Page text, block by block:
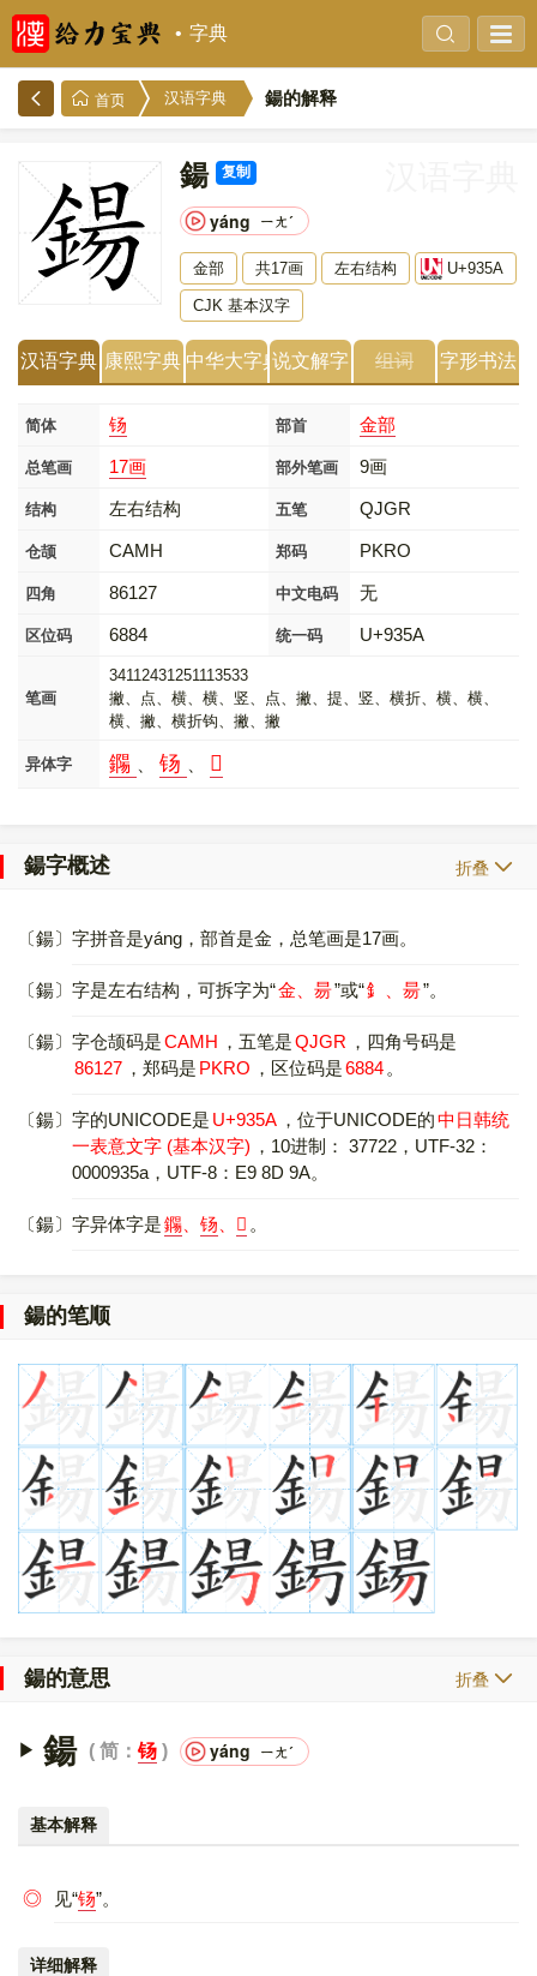
字典
首页 汉语字典 鍚的解释
鍚 复制
yáng ㄧㄤˊ
金部 共17画 左右结构 U+935A
CJK 基本汉字
汉语字典 康熙字典 中华大字典说文解字 组词 字形书法
简体 钖 部首 金部
总笔画 17画 部外笔画 9画
结构 左右结构 五笔 QJGR
仓颉 CAMH 郑码 PKRO
四角 86127 中文电码 无
区位码 6884 统一码 U+935A
笔画
34112431251113533
撇、点、横、横、竖、点、撇、提、竖、横折、横、横、
横、撇、横折钩、撇、撇
异体字 鐊 钖 𩋬
鍚字概述 折叠
〔鍚〕字拼音是yáng，部首是金，总笔画是17画。
〔鍚〕字是左右结构，可拆字为“金、昜”或“釒、昜”。
〔鍚〕字仓颉码是CAMH ，五笔是QJGR ，四角号码是
86127 ，郑码是 PKRO ，区位码是6884 。
〔鍚〕字的UNICODE是 U+935A ，位于UNICODE的中日韩统
一表意文字 (基本汉字) ，10进制： 37722，UTF-32：
0000935a，UTF-8：E9 8D 9A。
〔鍚〕字异体字是鐊 钖 𩋬 。
鍚的笔顺
鍚的意思 折叠
鍚 简： 钖 yáng ㄧㄤˊ
基本解释
◎ 见“钖”。
详细解释